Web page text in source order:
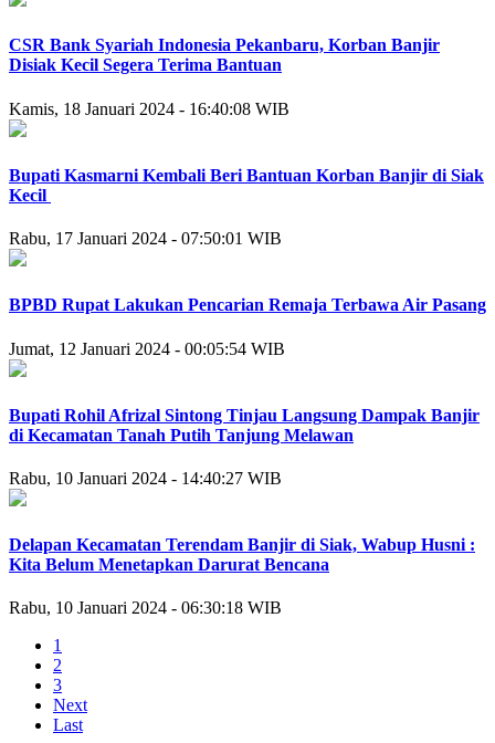
CSR Bank Syariah Indonesia Pekanbaru, Korban Banjir
Disiak Kecil Segera Terima Bantuan
Kamis, 18 Januari 2024 - 16:40:08 WIB
Bupati Kasmarni Kembali Beri Bantuan Korban Banjir di Siak
Kecil
Rabu, 17 Januari 2024 - 07:50:01 WIB
BPBD Rupat Lakukan Pencarian Remaja Terbawa Air Pasang
Jumat, 12 Januari 2024 - 00:05:54 WIB
Bupati Rohil Afrizal Sintong Tinjau Langsung Dampak Banjir
di Kecamatan Tanah Putih Tanjung Melawan
Rabu, 10 Januari 2024 - 14:40:27 WIB
Delapan Kecamatan Terendam Banjir di Siak, Wabup Husni :
Kita Belum Menetapkan Darurat Bencana
Rabu, 10 Januari 2024 - 06:30:18 WIB
1
2
3
Next
Last